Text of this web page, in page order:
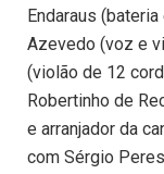
Endaraus
Azevedo (voz e
(violão de 12
Robertinho de
e arranjador da
com Sérgio Peres